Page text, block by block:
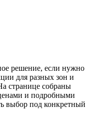
решение, если нужно
для разных зон и
странице собраны
и подробными
выбор под конкретный